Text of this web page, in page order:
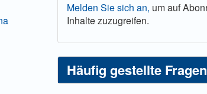
Melden Sie sich an, um auf
Inhalte zuzugreifen.
Häufig gestellte Fragen